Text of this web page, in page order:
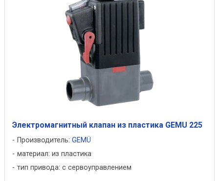
Электромагнитный клапан из пластика GEMU 225
Производитель: GEMÜ
материал: из пластика
тип привода: с сервоуправлением